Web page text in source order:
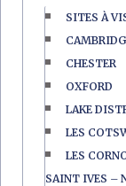
SITES À
CHESTER
OXFORD
LAKE
LES
LES
SAINT IVES –